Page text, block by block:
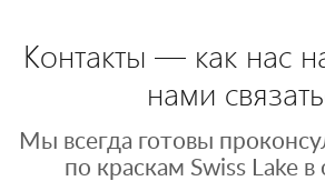
Контакты — как нас
нами
Мы всегда готовы
по краскам Swiss Lake